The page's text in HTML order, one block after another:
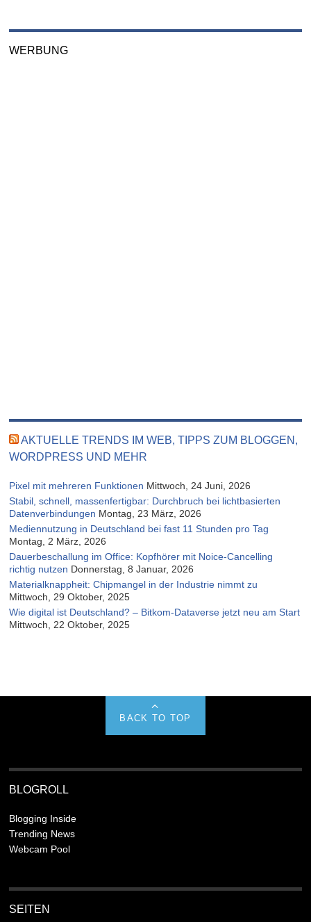
WERBUNG
AKTUELLE TRENDS IM WEB, TIPPS ZUM BLOGGEN,
WORDPRESS UND MEHR
Pixel mit mehreren Funktionen Mittwoch, 24 Juni, 2026
Stabil, schnell, massenfertigbar: Durchbruch bei lichtbasierten
Datenverbindungen Montag, 23 März, 2026
Mediennutzung in Deutschland bei fast 11 Stunden pro Tag
Montag, 2 März, 2026
Dauerbeschallung im Office: Kopfhörer mit Noice-Cancelling
richtig nutzen Donnerstag, 8 Januar, 2026
Materialknappheit: Chipmangel in der Industrie nimmt zu
Mittwoch, 29 Oktober, 2025
Wie digital ist Deutschland? – Bitkom-Dataverse jetzt neu am Start
Mittwoch, 22 Oktober, 2025
BACK TO TOP
BLOGROLL
Blogging Inside
Trending News
Webcam Pool
SEITEN